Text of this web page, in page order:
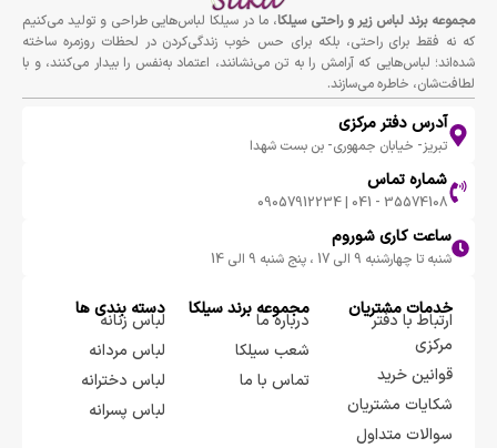
مجموعه برند لباس زير و راحتى سيلكا، ما در سیلکا لباس‌هایی طراحی و تولید می‌کنیم
که نه فقط برای راحتی، بلکه برای حس خوب زندگی‌کردن در لحظات روزمره ساخته
شده‌اند؛ لباس‌هایی که آرامش را به تن می‌نشانند، اعتماد به‌نفس را بیدار می‌کنند، و با
لطافت‌شان، خاطره می‌سازند.
آدرس دفتر مرکزی
تبریز- خیابان جمهوری- بن بست شهدا
شماره تماس
35574108 - 041 | 09057912234
ساعت کاری شوروم
شنبه تا چهارشنبه 9 الی 17 ، پنج شنبه 9 الی 14
خدمات مشتریان
ارتباط با دفتر
مرکزی
قوانین خرید
شکایات مشتریان
سوالات متداول
مجموعه برند سيلكا
درباره ما
شعب سیلکا
تماس با ما
دسته بندی ها
لباس زنانه
لباس مردانه
لباس دخترانه
لباس پسرانه